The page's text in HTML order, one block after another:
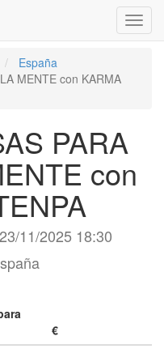
España
MENTE con KARMA
PARA
con
23/11/2025 18:30
€